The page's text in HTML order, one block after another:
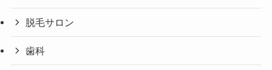
脱毛サロン
歯科